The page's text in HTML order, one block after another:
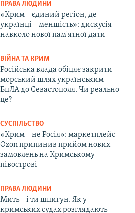
ПРАВА ЛЮДИНИ
«Крим – єдиний регіон, де
українці – меншість»: дискусія
навколо нової пам'ятної дати
ВІЙНА ТА КРИМ
Російська влада обіцяє закрити
морський шлях українським
БпЛА до Севастополя. Чи реально
це?
СУСПІЛЬСТВО
«Крим – не Росія»: маркетплейс
Ozon припинив прийом нових
замовлень на Кримському
півострові
ПРАВА ЛЮДИНИ
Мить – і ти шпигун. Як у
кримських судах розглядають